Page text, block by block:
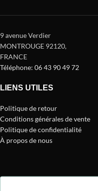
9 avenue Verdier
MONTROUGE 92120,
FRANCE
Téléphone: 06 43 90 49 72
LIENS UTILES
Politique de retour
Conditions générales de vente
Politique de confidentialité
À propos de nous